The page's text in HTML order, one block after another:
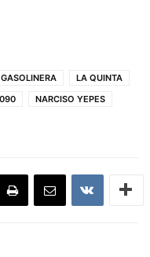
GASOLINERA
LA QUINTA
NARCISO YEPES